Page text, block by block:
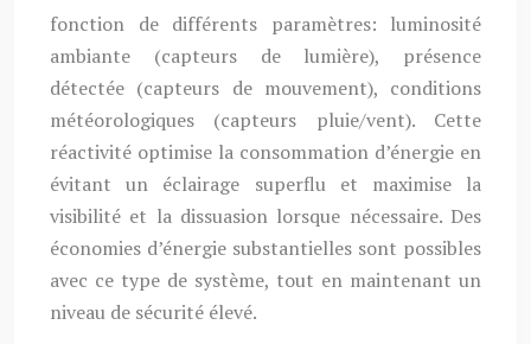
fonction de différents paramètres: luminosité
ambiante (capteurs de lumière), présence
détectée (capteurs de mouvement), conditions
météorologiques (capteurs pluie/vent). Cette
réactivité optimise la consommation d’énergie en
évitant un éclairage superflu et maximise la
visibilité et la dissuasion lorsque nécessaire. Des
économies d’énergie substantielles sont possibles
avec ce type de système, tout en maintenant un
niveau de sécurité élevé.